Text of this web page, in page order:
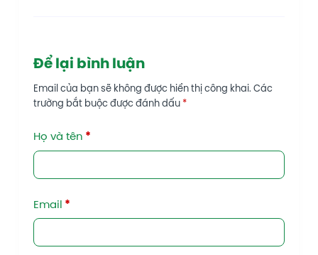
Để lại bình luận
Email của bạn sẽ không được hiển thị công khai. Các
trường bắt buộc được đánh dấu *
Họ và tên *
Email *